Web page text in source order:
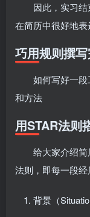
因此，实习
在简历中很好地
巧用规则撰
如何写好一
和方法
用STAR法则
给大家介绍
法则，即每一段
背景（